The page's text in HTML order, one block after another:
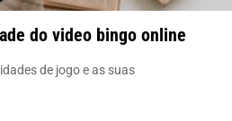
do video bingo online
de jogo e as suas